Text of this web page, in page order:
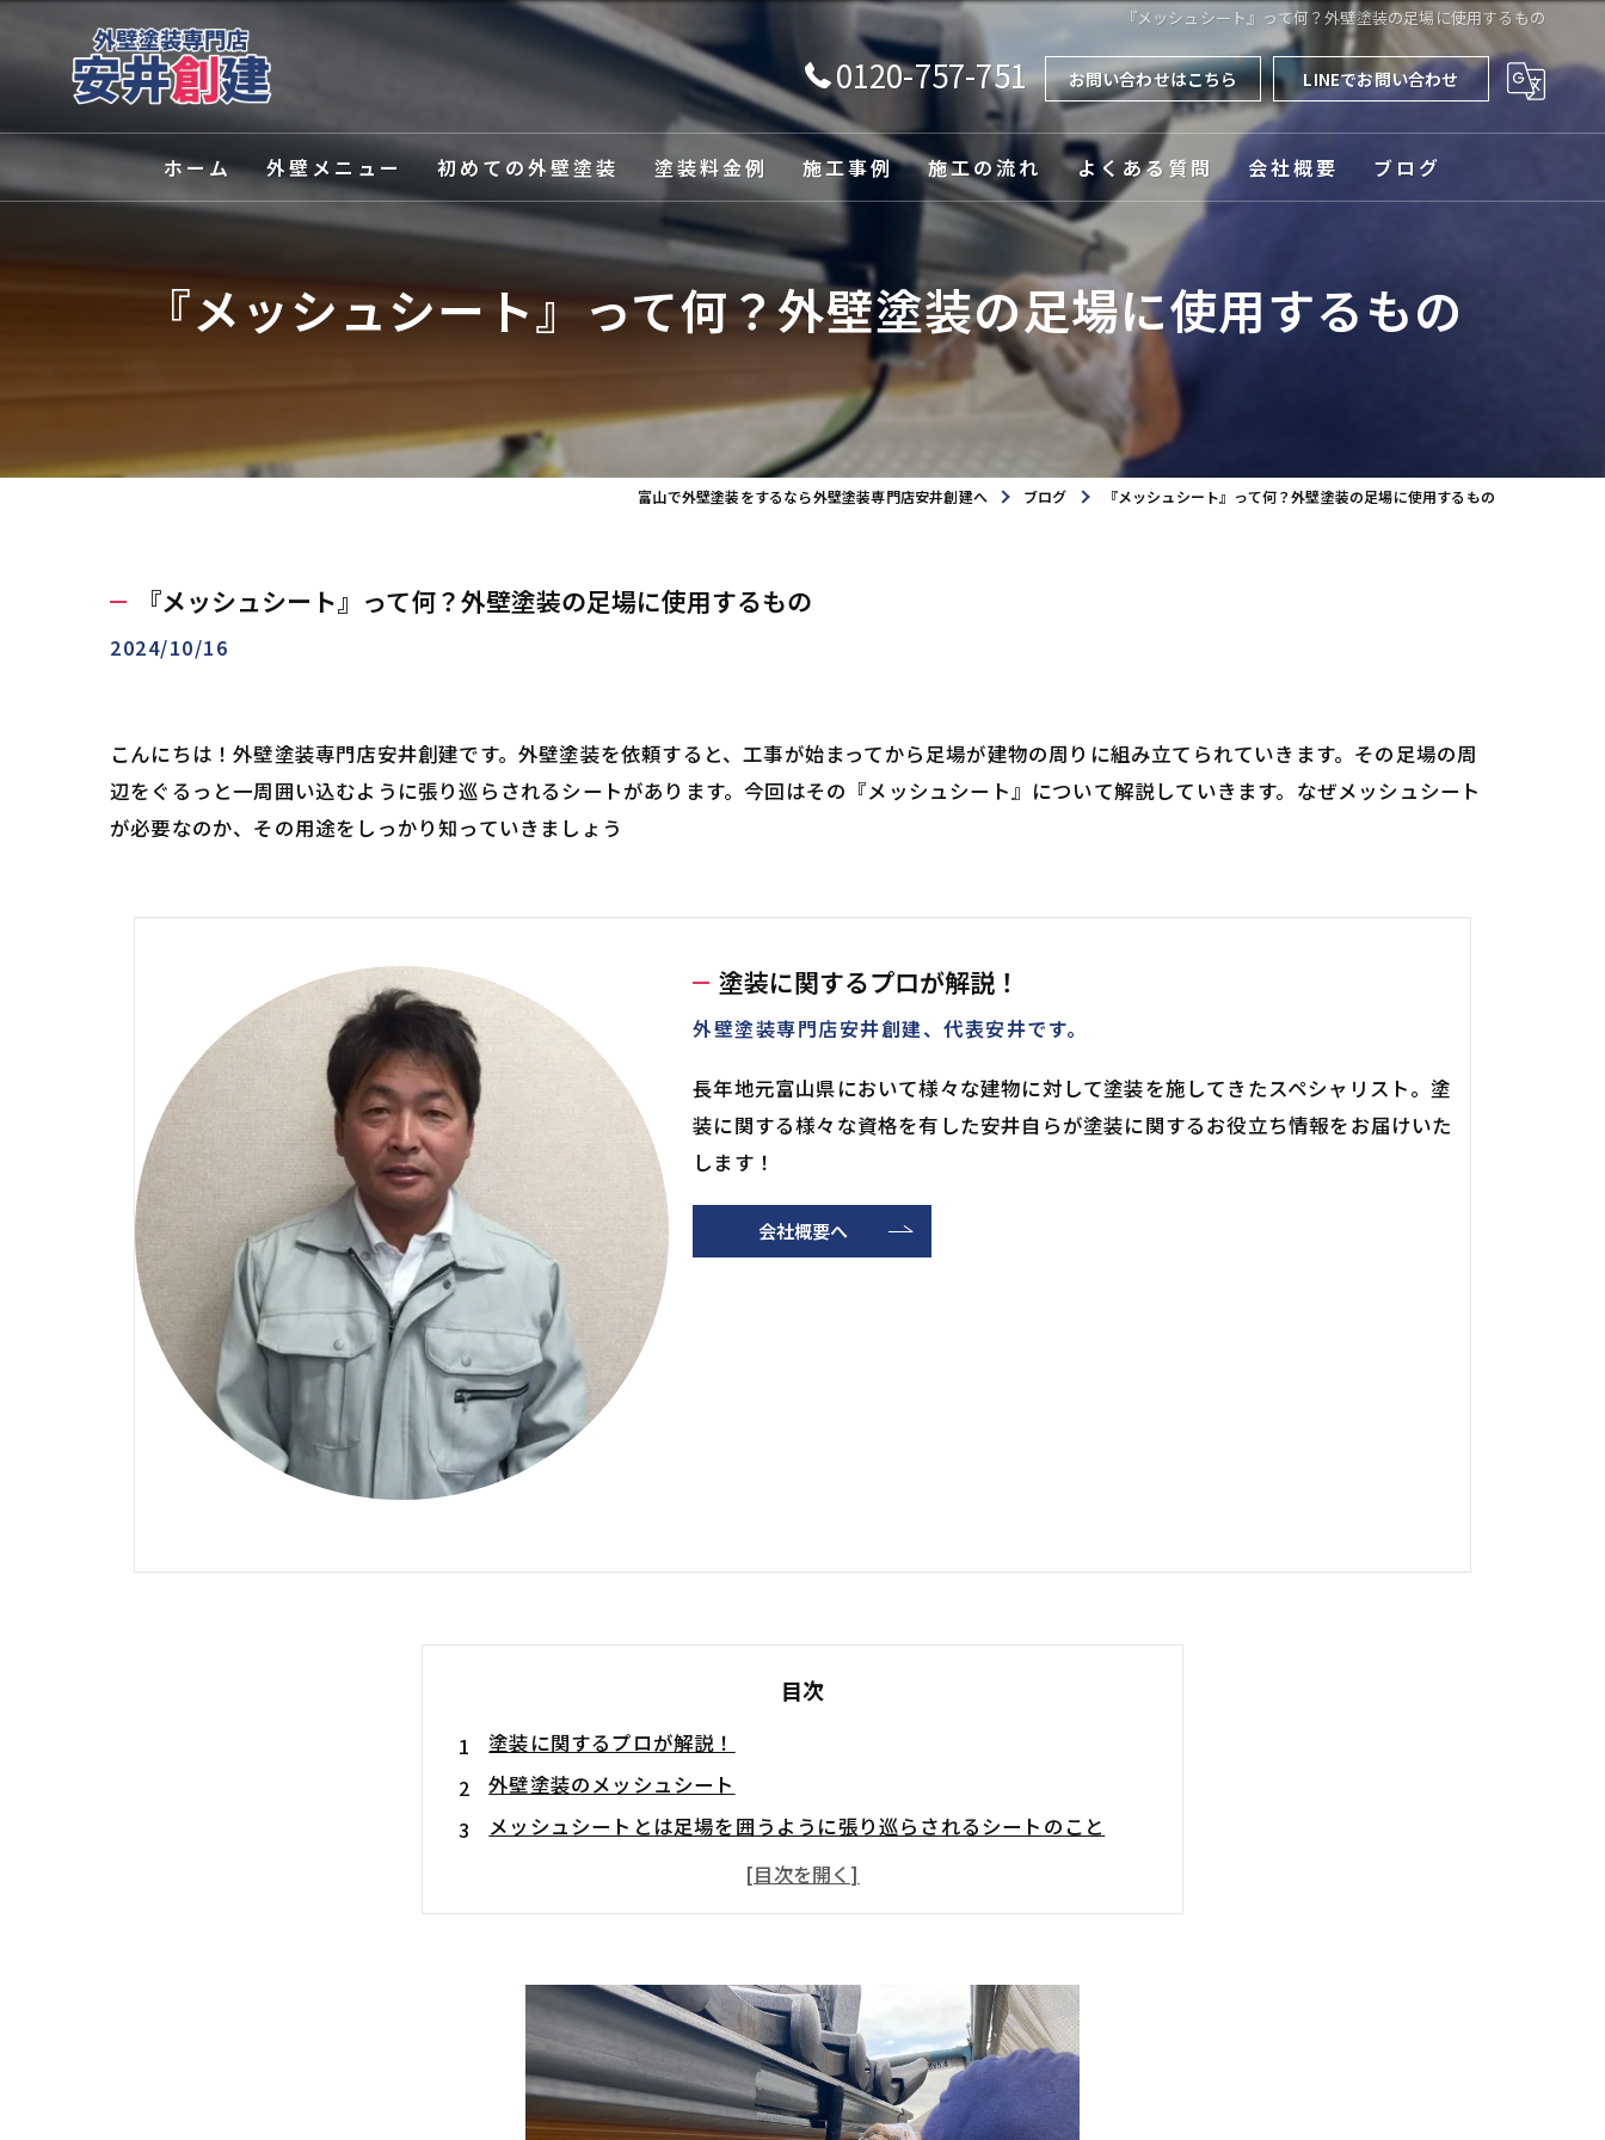
『メッシュシート』って何？外壁塗装の足場に使用するもの
0120-757-751 お問い合わせはこちら LINEでお問い合わせ
ホーム 外壁メニュー
屋根塗装
初めての外壁塗装
選ばれる理由
塗装の種類
塗装料金例 施工事例 施工の流れ よくある質問 会社概要 ブログ
『メッシュシート』って何？外壁塗装の足場に使用するもの
富山で外壁塗装をするなら外壁塗装専門店安井創建へ ブログ 『メッシュシート』って何？外壁塗装の足場に使用するもの
『メッシュシート』って何？外壁塗装の足場に使用するもの
2024/10/16
こんにちは！外壁塗装専門店安井創建です。外壁塗装を依頼すると、工事が始まってから足場が建物の周りに組み立てられていきます。その足場の周
辺をぐるっと一周囲い込むように張り巡らされるシートがあります。今回はその『メッシュシート』について解説していきます。なぜメッシュシート
が必要なのか、その用途をしっかり知っていきましょう
塗装に関するプロが解説！
外壁塗装専門店安井創建、代表安井です。
長年地元富山県において様々な建物に対して塗装を施してきたスペシャリスト。塗
装に関する様々な資格を有した安井自らが塗装に関するお役立ち情報をお届けいた
します！
会社概要へ
目次
塗装に関するプロが解説！
外壁塗装のメッシュシート
メッシュシートとは足場を囲うように張り巡らされるシートのこと
様々な物が落ちないようにする重要なもの
メッシュシートが防ぐ落下物
塗料の落下を防ぐ
ゴミや塗装に必要な道具の落下を防ぐ
メッシュシートは外壁塗装において様々な落下を防止する重要なもの！